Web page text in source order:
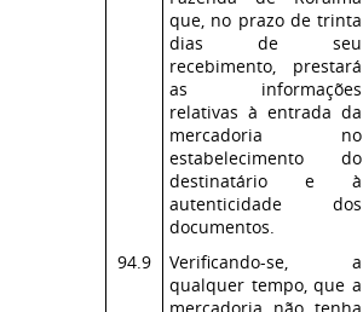
que, no prazo de trinta
dias de seu
recebimento, prestará
as informações
relativas à entrada da
mercadoria no
estabelecimento do
destinatário e à
autenticidade dos
documentos.
94.9
Verificando-se, a
qualquer tempo, que a